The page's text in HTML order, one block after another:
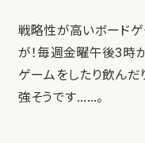
戦略性が高いボードゲ
が！毎週金曜午後3時
ゲームをしたり飲んだ
強そうです……。